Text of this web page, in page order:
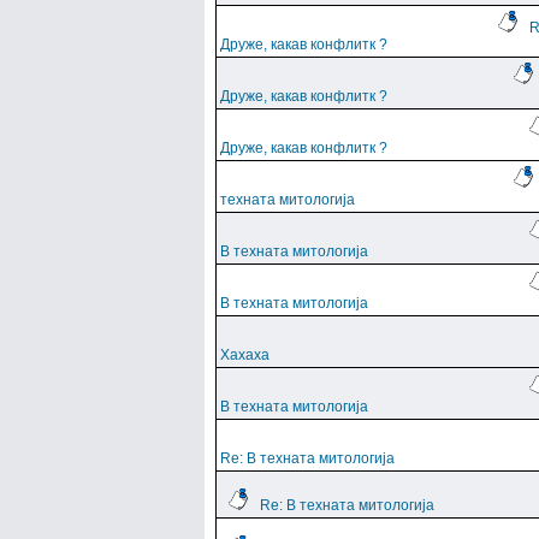
Друже, какав конфлитк ?
Друже, какав конфлитк ?
Друже, какав конфлитк ?
техната митологија
В техната митологија
В техната митологија
Хахаха
В техната митологија
Re: В техната митологија
Re: В техната митологија